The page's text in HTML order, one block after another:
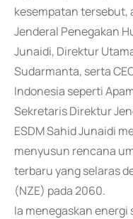
kesempatan tersebut,
Jenderal Penegakan
Junaidi, Direktur
Sudarmanta, serta
Indonesia seperti
Sekretaris Direktur
ESDM Sahid Junaidi
menyusun rencana
terbaru yang selaras
(NZE) pada 2060.
Ia menegaskan